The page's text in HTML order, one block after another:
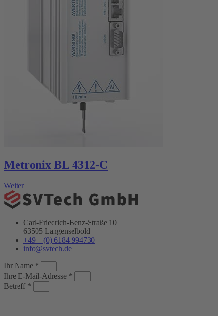
Metronix BL 4312-C
Weiter
Carl-Friedrich-Benz-Straße 10
63505 Langenselbold
+49 – (0) 6184 994730
info@svtech.de
Ihr Name *
Ihre E-Mail-Adresse *
Betreff *